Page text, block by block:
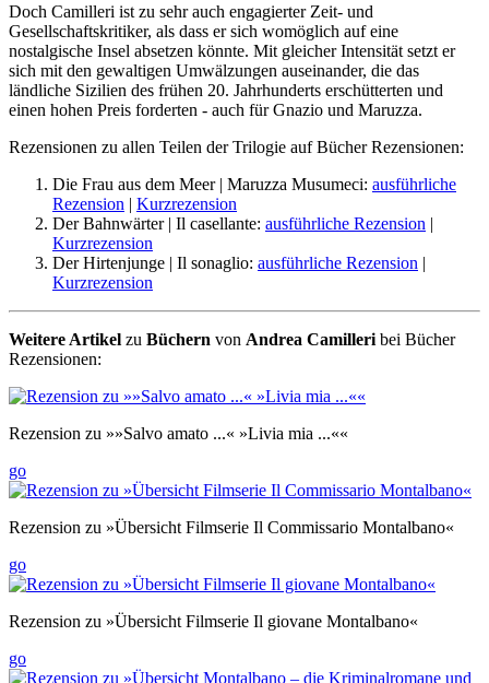
Doch Camilleri ist zu sehr auch engagierter Zeit- und
Gesellschaftskritiker, als dass er sich womöglich auf eine
nostalgische Insel absetzen könnte. Mit gleicher Intensität setzt er
sich mit den gewaltigen Umwälzungen auseinander, die das
ländliche Sizilien des frühen 20. Jahrhunderts erschütterten und
einen hohen Preis forderten - auch für Gnazio und Maruzza.
Rezensionen zu allen Teilen der Trilogie auf Bücher Rezensionen:
Die Frau aus dem Meer | Maruzza Musumeci: ausführliche
Rezension | Kurzrezension
Der Bahnwärter | Il casellante: ausführliche Rezension |
Kurzrezension
Der Hirtenjunge | Il sonaglio: ausführliche Rezension |
Kurzrezension
Weitere Artikel zu Büchern von Andrea Camilleri bei Bücher
Rezensionen:
Rezension zu »»Salvo amato ...« »Livia mia ...««
go
Rezension zu »Übersicht Filmserie Il Commissario Montalbano«
go
Rezension zu »Übersicht Filmserie Il giovane Montalbano«
go